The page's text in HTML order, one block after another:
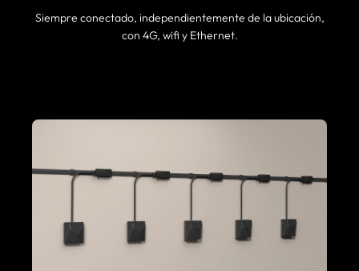
Siempre conectado, independientemente de la ubicación,
con 4G, wifi y Ethernet.